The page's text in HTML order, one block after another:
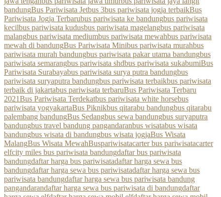
bandungBus Pariwisata Jetbus 3bus pariwisata jogja terbaikBus
Pariwisata Jogja Terbarubus pariwisata ke bandungbus pariwisata
kecilbus pariwisata kudusbus pariwisata magelangbus pariwisata
malangbus pariwisata mediumbus pariwisata mewahbus pariwisata
mewah di bandungBus Pariwisata Minibus pariwisata murahbus
pariwisata murah bandungbus pariwisata pakar utama bandungbus
pariwisata semarangbus pariwisata shdbus pariwisata sukabumiBus
Pariwisata Surabayabus pariwisata surya putra bandungbus
pariwisata suryaputra bandungbus pariwisata terbaikbus pariwisata
terbaik di jakartabus pariwisata terbaruBus Pariwisata Terbaru
2021Bus Pariwisata Terdekatbus pariwisata white horsebus
pariwisata yogyakartaBus Piknikbus qitarabu bandungbus qitarabu
palembang bandungBus Sedangbus sewa bandungbus suryaputra
bandungbus travel bandung pangandaranbus wisatabus wisata
bandungbus wisata di bandungbus wisata jogjaBus Wisata
MalangBus Wisata MewahBuspariwisatacarter bus pariwisatacarter
elfcity miles bus pariwisata bandungdaftar bus pariwisata
bandungdaftar harga bus pariwisatadaftar harga sewa bus
bandungdaftar harga sewa bus pariwisatadaftar harga sewa bus
pariwisata bandungdaftar harga sewa bus pariwisata bandung
pangandarandaftar harga sewa bus pariwisata di bandungdaftar